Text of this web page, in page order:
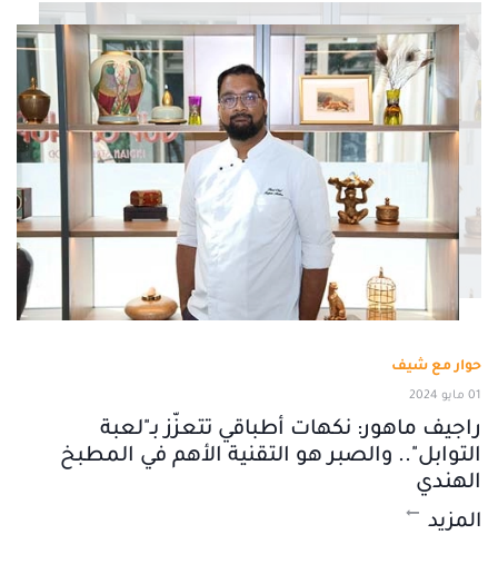
حوار مع شيف
01 مايو 2024
راجيف ماهور: نكهات أطباقي تتعزّز بـ"لعبة
التوابل".. والصبر هو التقنية الأهم في المطبخ
الهندي
المزيد